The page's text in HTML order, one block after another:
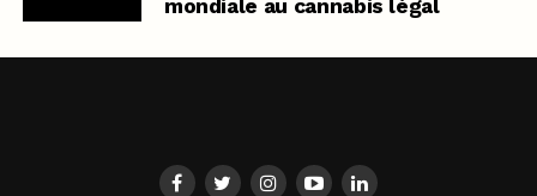
mondiale au cannabis légal